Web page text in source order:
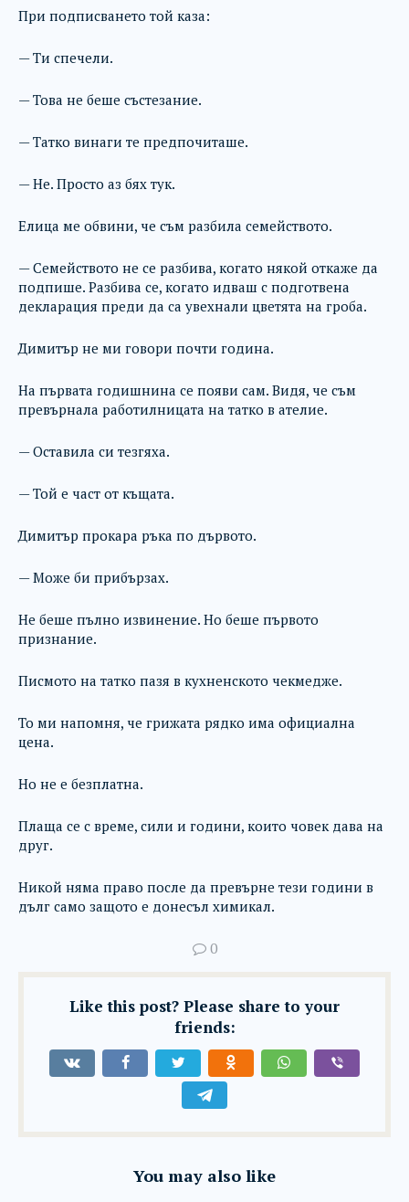
При подписването той каза:
— Ти спечели.
— Това не беше състезание.
— Татко винаги те предпочиташе.
— Не. Просто аз бях тук.
Елица ме обвини, че съм разбила семейството.
— Семейството не се разбива, когато някой откаже да
подпише. Разбива се, когато идваш с подготвена
декларация преди да са увехнали цветята на гроба.
Димитър не ми говори почти година.
На първата годишнина се появи сам. Видя, че съм
превърнала работилницата на татко в ателие.
— Оставила си тезгяха.
— Той е част от къщата.
Димитър прокара ръка по дървото.
— Може би прибързах.
Не беше пълно извинение. Но беше първото
признание.
Писмото на татко пазя в кухненското чекмедже.
То ми напомня, че грижата рядко има официална
цена.
Но не е безплатна.
Плаща се с време, сили и години, които човек дава на
друг.
Никой няма право после да превърне тези години в
дълг само защото е донесъл химикал.
0
Like this post? Please share to your
friends:
You may also like